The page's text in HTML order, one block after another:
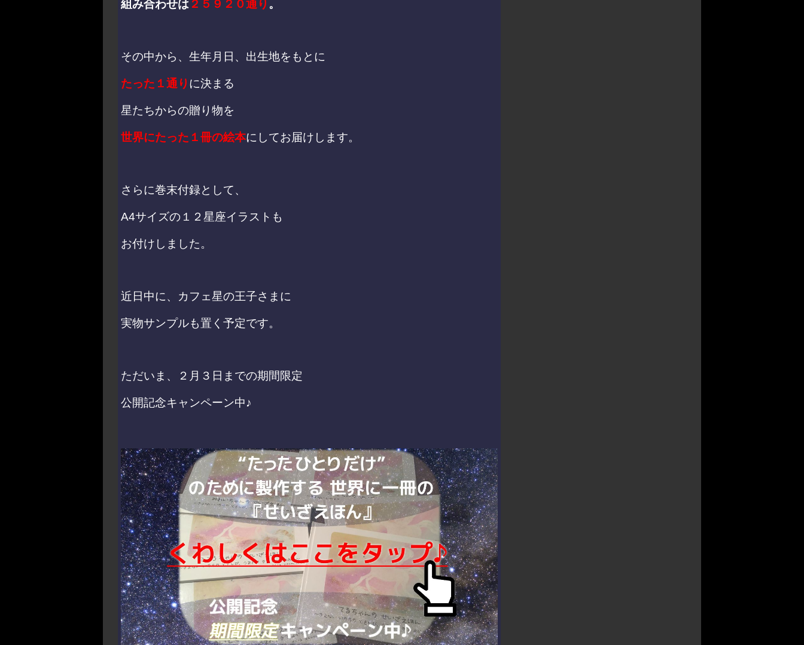
組み合わせは ２５９２０通り 。
その中から、生年月日、出生地をもとに
たった１通り に決まる
星たちからの贈り物を
世界にたった１冊の絵本にしてお届けします。
さらに巻末付録として、
A4サイズの１２星座イラストも
お付けしました。
近日中に、カフェ星の王子さまに
実物サンプルも置く予定です。
ただいま、２月３日までの期間限定
公開記念キャンペーン中♪